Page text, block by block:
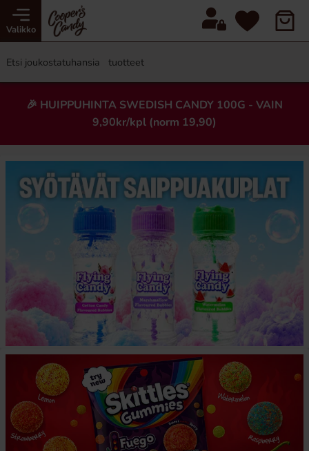
Valikko
🎉 HUIPPUHINTA SWEDISH CANDY 100G - VAIN
9,90kr/kpl (norm 19,90)